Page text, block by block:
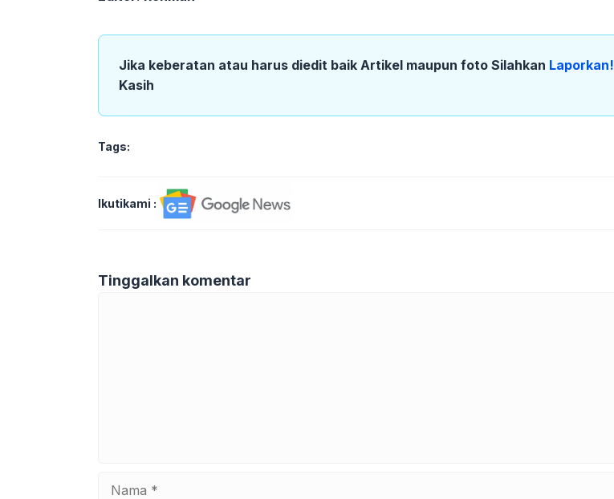
Jika keberatan atau harus diedit baik Artikel maupun foto Silahkan Laporkan!
Kasih
Tags:
Ikutikami :
Tinggalkan komentar